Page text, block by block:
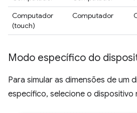
Computador
(touch)
Computador
Modo específico do
Para simular as dimensões de um
específico, selecione o dispositivo